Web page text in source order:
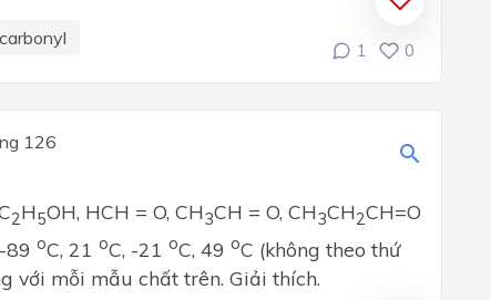
1 0
126
2H5OH, HCH = O, CH3CH = O, CH3CH2CH=O
89 oC, 21 oC, -21 oC, 49 oC (không theo thứ
với mỗi mẫu chất trên. Giải thích.